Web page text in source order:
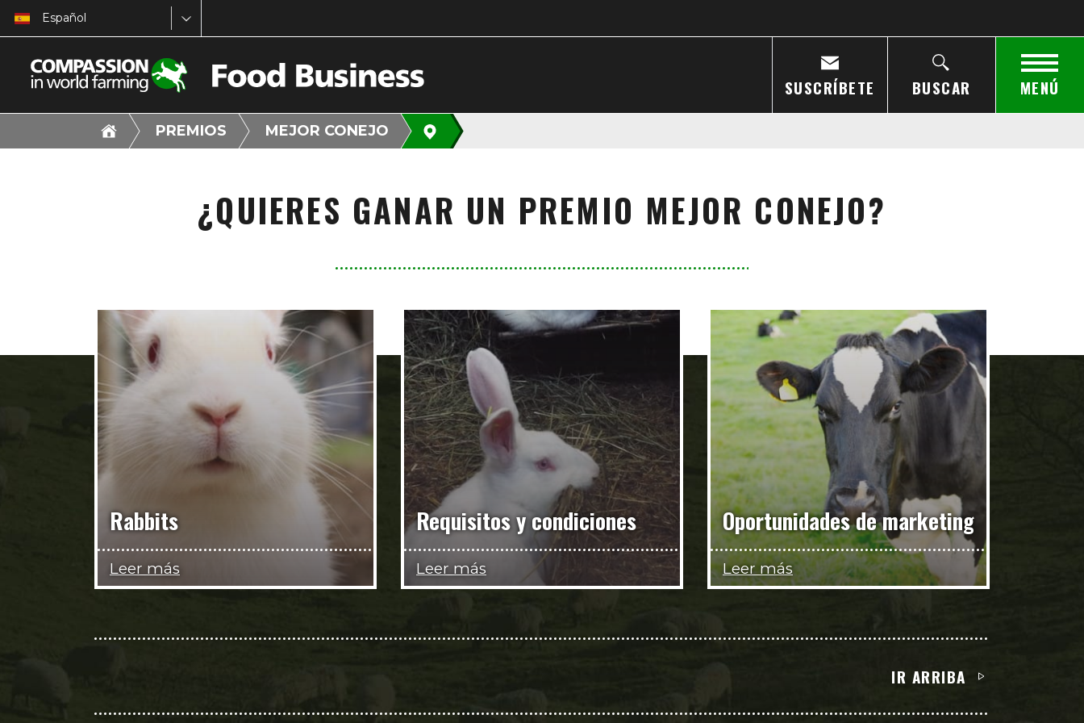
Español
SUSCRÍBETE BUSCAR MENÚ
PREMIOS MEJOR CONEJO
¿QUIERES GANAR UN PREMIO MEJOR CONEJO?
Rabbits
Leer más
Requisitos y condiciones
Leer más
Oportunidades de marketing
Leer más
IR ARRIBA